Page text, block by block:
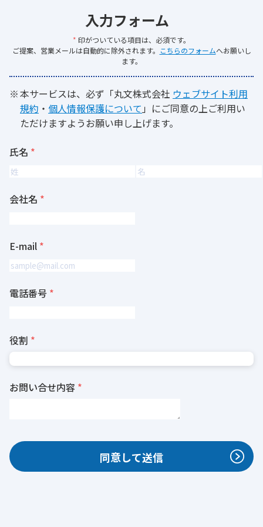
入力フォーム
* 印がついている項目は、必須です。
ご提案、営業メールは自動的に除外されます。 こちらのフォームへお願いし
ます。
本サービスは、必ず「丸文株式会社 ウェブサイト利用
規約 ・ 個人情報保護について 」にご同意の上ご利用い
ただけますようお願い申し上げます。
氏名
会社名
E-mail
電話番号
役割
お問い合せ内容